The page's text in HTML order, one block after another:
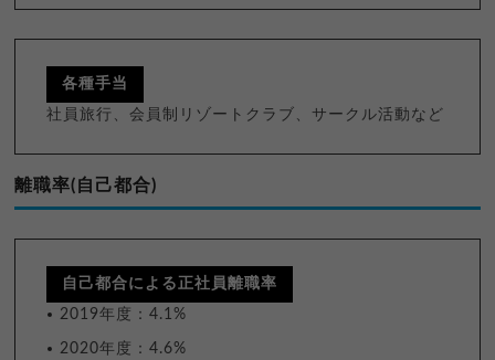
各種手当
社員旅行、会員制リゾートクラブ、サークル活動など
離職率(自己都合)
自己都合による正社員離職率
2019年度：4.1%
2020年度：4.6%